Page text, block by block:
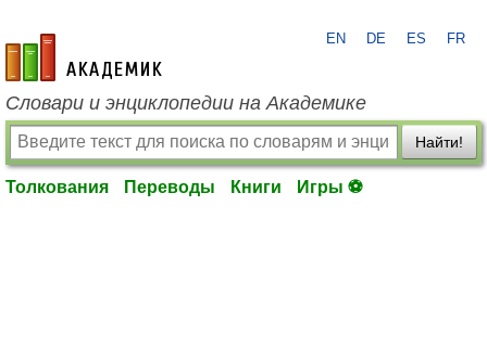
academic.ru
EN DE ES FR
Словари и энциклопедии на Академике
Найти!
Толкования Переводы Книги Игры ⚽